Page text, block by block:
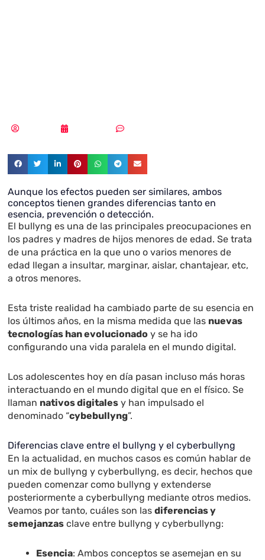
Aunque los efectos pueden ser similares, ambos
conceptos tienen grandes diferencias tanto en
esencia, prevención o detección.
El bullyng es una de las principales preocupaciones en
los padres y madres de hijos menores de edad. Se trata
de una práctica en la que uno o varios menores de
edad llegan a insultar, marginar, aislar, chantajear, etc,
a otros menores.
Esta triste realidad ha cambiado parte de su esencia en
los últimos años, en la misma medida que las nuevas
tecnologías han evolucionado y se ha ido
configurando una vida paralela en el mundo digital.
Los adolescentes hoy en día pasan incluso más horas
interactuando en el mundo digital que en el físico. Se
llaman nativos digitales y han impulsado el
denominado “cybebullyng”.
Diferencias clave entre el bullyng y el cyberbullyng
En la actualidad, en muchos casos es común hablar de
un mix de bullyng y cyberbullyng, es decir, hechos que
pueden comenzar como bullyng y extenderse
posteriormente a cyberbullyng mediante otros medios.
Veamos por tanto, cuáles son lasdiferencias y
semejanzas clave entre bullyng y cyberbullyng:
Esencia: Ambos conceptos se asemejan en su